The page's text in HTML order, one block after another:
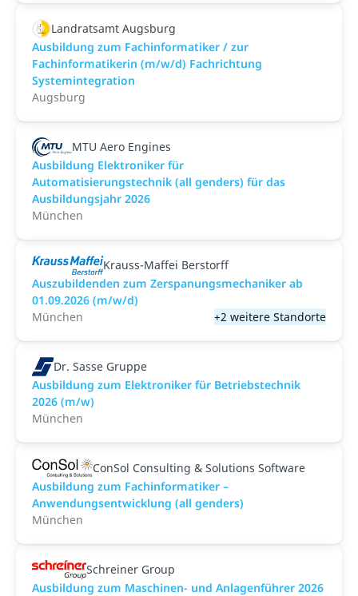
Landratsamt Augsburg
Ausbildung zum Fachinformatiker / zur
Fachinformatikerin (m/w/d) Fachrichtung
Systemintegration
Augsburg
MTU Aero Engines
Ausbildung Elektroniker für
Automatisierungstechnik (all genders) für das
Ausbildungsjahr 2026
München
Krauss-Maffei Berstorff
Auszubildenden zum Zerspanungsmechaniker ab
01.09.2026 (m/w/d)
München
+2 weitere Standorte
Dr. Sasse Gruppe
Ausbildung zum Elektroniker für Betriebstechnik
2026 (m/w)
München
ConSol Consulting & Solutions Software
Ausbildung zum Fachinformatiker –
Anwendungsentwicklung (all genders)
München
Schreiner Group
Ausbildung zum Maschinen- und Anlagenführer 2026